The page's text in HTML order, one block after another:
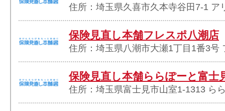
住所：埼玉県久喜市久本寺谷田7-1 ア
保険見直し本舗フレスポ八潮店
住所：埼玉県八潮市大瀬1丁目1番3号
保険見直し本舗ららぽーと富士
住所：埼玉県富士見市山室1-1313 ら